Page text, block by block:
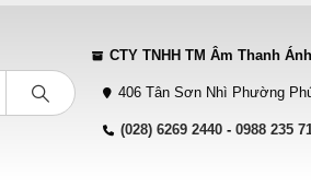
CTY TNHH TM Âm Thanh
406 Tân Sơn Nhì Phường
(028) 6269 2440 -0988 235